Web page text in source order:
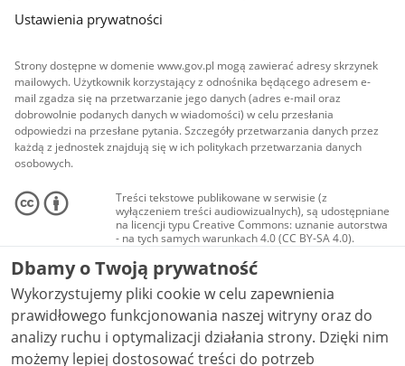
Ustawienia prywatności
Strony dostępne w domenie www.gov.pl mogą zawierać adresy skrzynek
mailowych. Użytkownik korzystający z odnośnika będącego adresem e-
mail zgadza się na przetwarzanie jego danych (adres e-mail oraz
dobrowolnie podanych danych w wiadomości) w celu przesłania
odpowiedzi na przesłane pytania. Szczegóły przetwarzania danych przez
każdą z jednostek znajdują się w ich politykach przetwarzania danych
osobowych.
Treści tekstowe publikowane w serwisie (z
wyłączeniem treści audiowizualnych), są udostępniane
na licencji typu Creative Commons: uznanie autorstwa
- na tych samych warunkach 4.0 (CC BY-SA 4.0).
Materiały audiowizualne, w tym zdjęcia, materiały
audio i wideo, są udostępniane na licencji typu
Creative Commons: uznanie autorstwa użycie
niekomercyjne - bez utworów zależnych 4.0 (CC BY-
NC-ND 4.0), o ile nie jest to stwierdzone inaczej.
Dbamy o Twoją prywatność
Wykorzystujemy pliki cookie w celu zapewnienia
prawidłowego funkcjonowania naszej witryny oraz do
analizy ruchu i optymalizacji działania strony. Dzięki nim
możemy lepiej dostosować treści do potrzeb